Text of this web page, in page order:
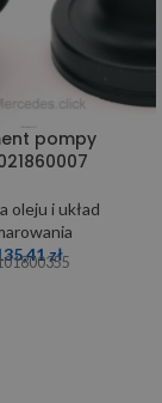
pompy
oleju i układ
zł